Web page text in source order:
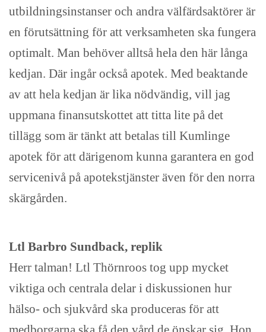
utbildningsinstanser och andra välfärdsaktörer är
en förutsättning för att verksamheten ska fungera
optimalt. Man behöver alltså hela den här långa
kedjan. Där ingår också apotek. Med beaktande
av att hela kedjan är lika nödvändig, vill jag
uppmana finansutskottet att titta lite på det
tillägg som är tänkt att betalas till Kumlinge
apotek för att därigenom kunna garantera en god
servicenivå på apotekstjänster även för den norra
skärgården.
Ltl Barbro Sundback, replik
Herr talman! Ltl Thörnroos tog upp mycket
viktiga och centrala delar i diskussionen hur
hälso- och sjukvård ska produceras för att